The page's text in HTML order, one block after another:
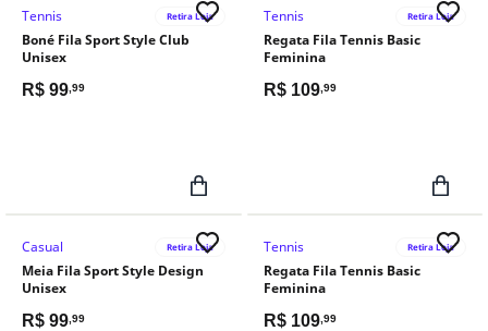
Tennis Retira Loja
Boné Fila Sport Style Club
Unisex
R$ 99 ,99
Tennis Retira Loja
Regata Fila Tennis Basic
Feminina
R$ 109,99
Casual Retira Loja
Meia Fila Sport Style Design
Unisex
R$ 99 ,99
Tennis Retira Loja
Regata Fila Tennis Basic
Feminina
R$ 109,99